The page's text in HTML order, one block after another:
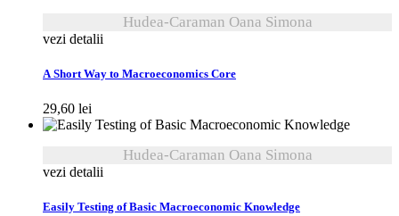
Hudea-Caraman Oana Simona
vezi detalii
A Short Way to Macroeconomics Core
29,60 lei
Hudea-Caraman Oana Simona
vezi detalii
Easily Testing of Basic Macroeconomic Knowledge